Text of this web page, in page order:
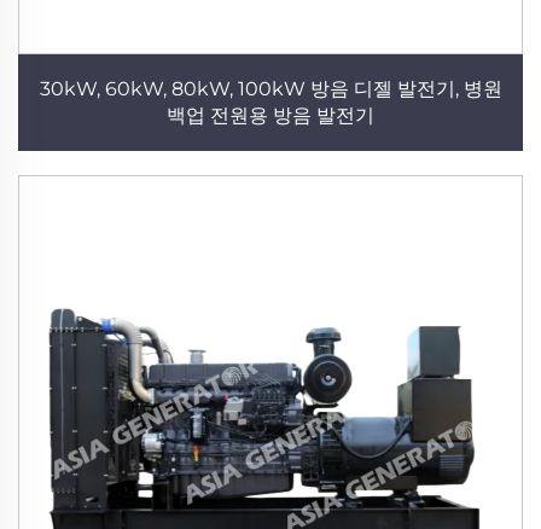
30kW, 60kW, 80kW, 100kW 방음 디젤 발전기, 병원
백업 전원용 방음 발전기